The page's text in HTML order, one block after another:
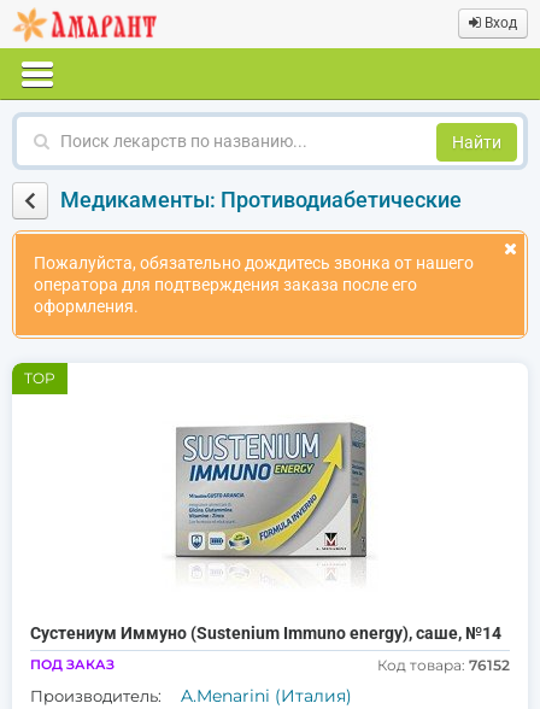
Вход
Поиск
по
названиюМедикаменты: Противодиабетические
Пожалуйста, обязательно дождитесь звонка от нашего
оператора для подтверждения заказа после его
оформления.
TOP
Сустениум Иммуно (Sustenium Immuno energy), саше, №14
ПОД ЗАКАЗ Код товара: 76152
Производитель: A.Menarini (Италия)